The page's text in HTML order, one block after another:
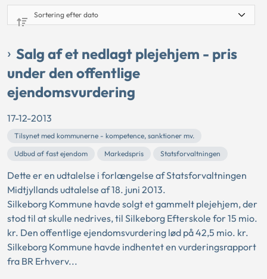
Salg af et nedlagt plejehjem - pris
under den offentlige
ejendomsvurdering
17-12-2013
Tilsynet med kommunerne - kompetence, sanktioner mv.
Udbud af fast ejendom
Markedspris Statsforvaltningen
Dette er en udtalelse i forlængelse af Statsforvaltningen
Midtjyllands udtalelse af 18. juni 2013.
Silkeborg Kommune havde solgt et gammelt plejehjem, der
stod til at skulle nedrives, til Silkeborg Efterskole for 15 mio.
kr. Den offentlige ejendomsvurdering lød på 42,5 mio. kr.
Silkeborg Kommune havde indhentet en vurderingsrapport
fra BR Erhverv...